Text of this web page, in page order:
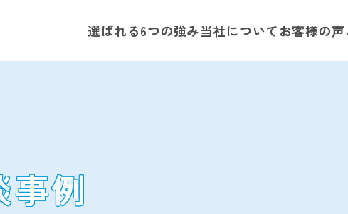
選ばれる6つの強み当社についてお客様の声
事例